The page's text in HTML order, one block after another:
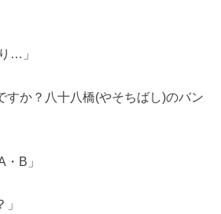
…」
すか？八十八橋(やそちばし)のバン
B」